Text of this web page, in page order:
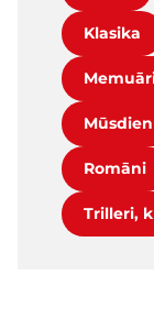
Klasika
Romāni
Trilleri,